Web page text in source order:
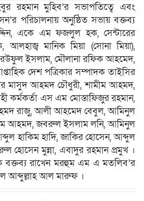
রহমান মুহিব’র সভাপতিত্বে এবং
পরিচালনায় অনুষ্ঠিত সভায় বক্তব্য
একে এম ফজলুল হক, সেন্টারের
মানিক মিয়া (সোনা মিয়া),
ইসলাম, মৌলানা রফিক আহমেদ,
দেশ পত্রিকার সম্পাদক তাইসির
মাসুদ আহমদ চৌধুরী, শামীম আহমদ,
কর্মকর্তা এস এম মোস্তাফিজুর রহমান,
রাজু, আলী আহমেদ বেবুল, আমিনুল
আহমদ, জবরুল ইসলাম লনি, আমিনুল
হাকিম হাদি, জাকির হোসেন, আব্দুল
হোসেন মুন্না, এবাদুর রহমান প্রমুখ ।
বক্তব্য রাখেন মরহুম এম এ মতলিব’র
আব্দুল্লাহ আল মারুফ ।